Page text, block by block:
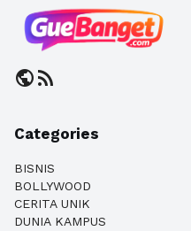
publicrss_feed
Categories
BISNIS
BOLLYWOOD
CERITA UNIK
DUNIA KAMPUS